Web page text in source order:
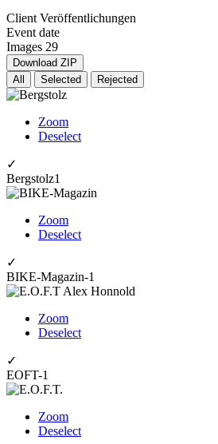
Client Veröffentlichungen
Event date
Images 29
Download ZIP
All
Selected Rejected
Zoom
Deselect
✓
Bergstolz1
Zoom
Deselect
✓
BIKE-Magazin-1
Zoom
Deselect
✓
EOFT-1
Zoom
Deselect